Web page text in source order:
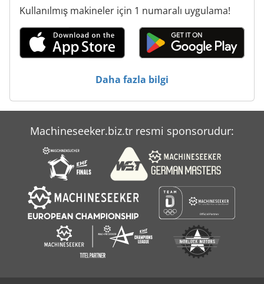
Schaudt Rfh 500
Sodick A 500
Versatile 500
Zftk 500
Zinser Cnc 500
Kullanılmış makineler için 1 numaralı uygulama!
Daha fazla bilgi
Machineseeker.biz.tr resmi sponsorudur: